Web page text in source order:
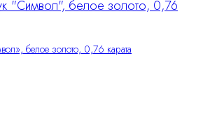
белое золото, 0,76 карата